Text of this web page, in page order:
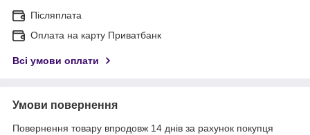
Післяплата
Оплата на карту Приватбанк
Всі умови оплати
Умови повернення
Повернення товару впродовж 14 днів за рахунок покупця